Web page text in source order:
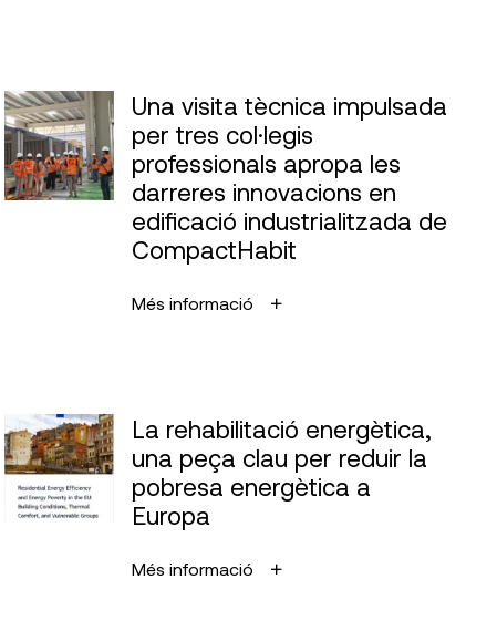
Una visita tècnica impulsada
per tres col·legis
professionals apropa les
darreres innovacions en
edificació industrialitzada de
CompactHabit
Més informació
La rehabilitació energètica,
una peça clau per reduir la
pobresa energètica a
Europa
Més informació